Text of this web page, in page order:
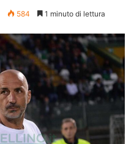
584 1 minuto di lettura